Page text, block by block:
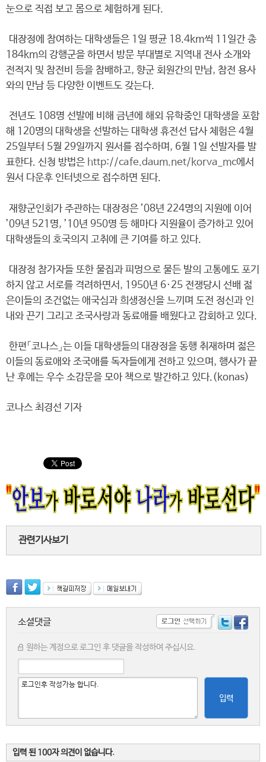
눈으로 직접 보고 몸으로 체험하게 된다.
대장정에 참여하는 대학생들은 1일 평균 18.4km씩 11일간 총
184km의 강행군을 하면서 방문 부대별로 지역내 전사 소개와
전적지 및 참전비 등을 참배하고, 향군 회원간의 만남, 참전 용사
와의 만남 등 다양한 이벤트도 갖는다.
전년도 108명 선발에 비해 금년에 해외 유학중인 대학생을 포함
해 120명의 대학생을 선발하는 대학생 휴전선 답사 체험은 4월
25일부터 5월 29일까지 원서를 접수하며, 6월 1일 선발자를 발
표한다. 신청 방법은 http://cafe.daum.net/korva_mc에서
원서 다운후 인터넷으로 접수하면 된다.
재향군인회가 주관하는 대장정은 ’08년 224명의 지원에 이어
’09년 521명, ’10년 950명 등 해마다 지원율이 증가하고 있어
대학생들의 호국의지 고취에 큰 기여를 하고 있다.
대장정 참가자들 또한 물집과 피멍으로 물든 발의 고통에도 포기
하지 않고 서로를 격려하면서, 1950년 6·25 전쟁당시 선배 젊
은이들의 조건없는 애국심과 희생정신을 느끼며 도전 정신과 인
내와 끈기 그리고 조국사랑과 동료애를 배웠다고 감회하고 있다.
한편「코나스」는 이들 대학생들의 대장정을 동행 취재하며 젊은
이들의 동료애와 조국애를 독자들에게 전하고 있으며, 행사가 끝
난 후에는 우수 소감문을 모아 책으로 발간하고 있다.(konas)
코나스 최경선 기자
관련기사보기
소셜댓글
원하는 계정으로 로그인 후 댓글을 작성하여 주십시요.
입력
입력 된 100자 의견이 없습니다.